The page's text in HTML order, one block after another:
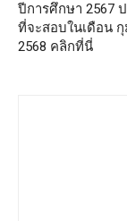
ปีการศึกษา 2567
ที่จะสอบในเดือน
2568 คลิกที่นี่